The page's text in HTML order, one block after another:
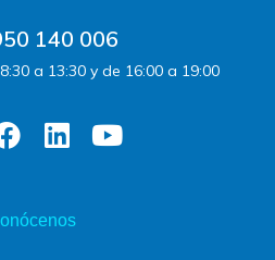
140 006
a 13:30 y de 16:00 a 19:00